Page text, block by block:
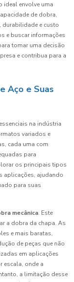
ideal envolve uma
de dobra,
durabilidade e custo
e buscar informações
tomar uma decisão
e contribua para a
Aço e Suas
na indústria
variados e
cada uma com
para
os principais tipos
aplicações, ajudando
para suas
mecânica. Este
a dobra da chapa. As
e mais baratas,
de peças que não
em aplicações
escala, onde a
a limitação desse